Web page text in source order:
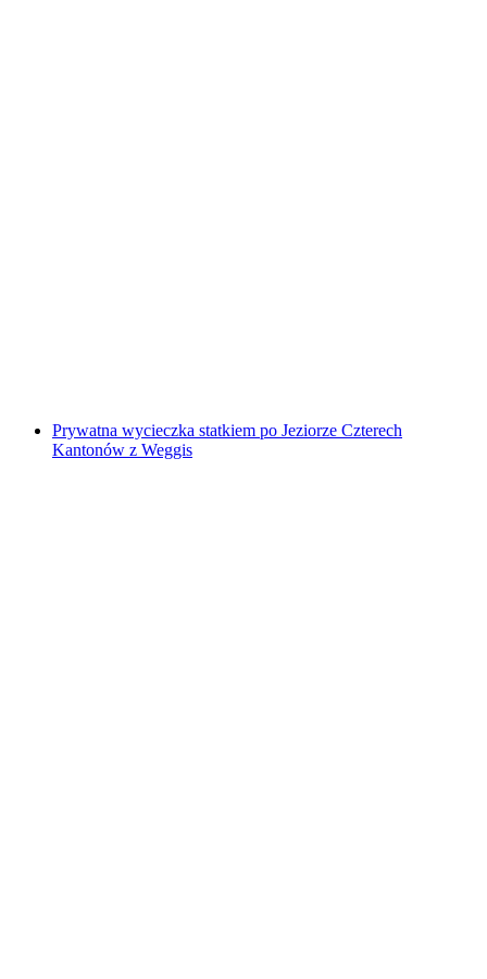
Prywatna wycieczka statkiem po Jeziorze Czterech
Kantonów z Weggis